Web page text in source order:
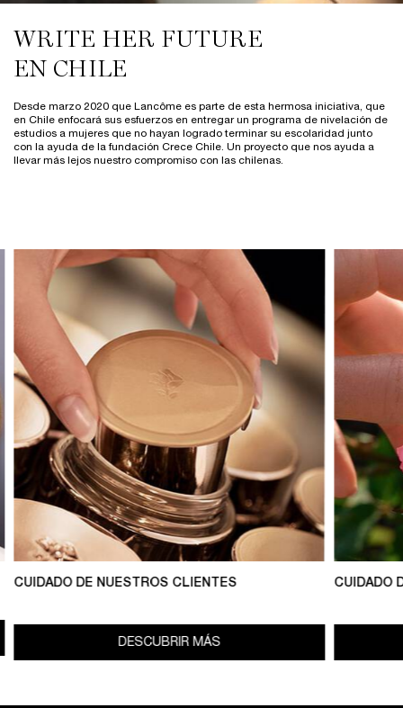
WRITE HER FUTURE
EN CHILE
Desde marzo 2020 que Lancôme es parte de esta hermosa iniciativa, que
en Chile enfocará sus esfuerzos en entregar un programa de nivelación de
estudios a mujeres que no hayan logrado terminar su escolaridad junto
con la ayuda de la fundación Crece Chile. Un proyecto que nos ayuda a
llevar más lejos nuestro compromiso con las chilenas.
CUIDADO DE NUESTROS CLIENTES
DESCUBRIR MÁS
CUIDADO